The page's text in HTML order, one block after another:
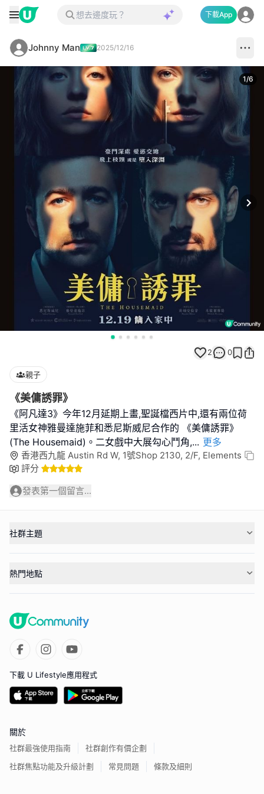
下載App
Johnny Man 2025/12/16
1/6
2 0
親子
《美傭誘罪》
《阿凡達3》今年12月延期上畫,聖誕檔西片中,還有兩位荷
里活女神雅曼達施菲和悉尼斯威尼合作的 《美傭誘罪》
(The Housemaid)。二女戲中大展勾心鬥角,... 更多
香港西九龍 Austin Rd W, 1號Shop 2130, 2/F, Elements
評分
發表第一個留言...
社群主題
熱門地點
下載 U Lifestyle應用程式
關於
社群最強使用指南
社群創作有價企劃
社群焦點功能及升級計劃
常見問題 條款及細則